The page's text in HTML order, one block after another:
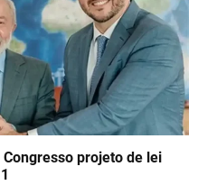
projeto de lei